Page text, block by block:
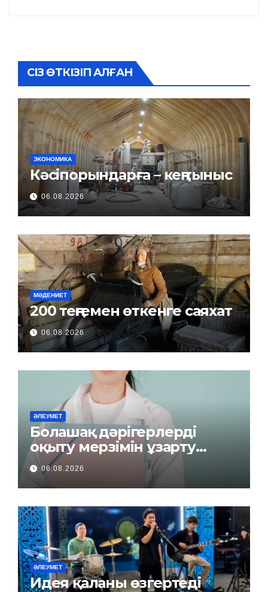
СІЗ ӨТКІЗІП АЛҒАН
ЭКОНОМИКА
Кәсіпорындарға – кең тыныс
06.08.2026
МӘДЕНИЕТ
200 теңгемен өткенге саяхат
06.08.2026
ӘЛЕУМЕТ
Болашақ дәрігерлерді
оқыту мерзімін ұзарту
керек пе?
06.08.2026
ӘЛЕУМЕТ
Идея қаланы өзгертеді